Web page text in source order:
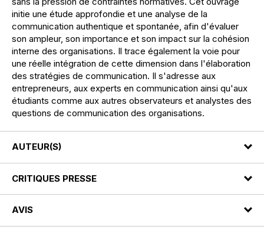
initie une étude approfondie et une analyse de la
communication authentique et spontanée, afin d'évaluer
son ampleur, son importance et son impact sur la cohésion
interne des organisations. Il trace également la voie pour
une réelle intégration de cette dimension dans l'élaboration
des stratégies de communication. Il s'adresse aux
entrepreneurs, aux experts en communication ainsi qu'aux
étudiants comme aux autres observateurs et analystes des
questions de communication des organisations.
AUTEUR(S)
CRITIQUES PRESSE
AVIS